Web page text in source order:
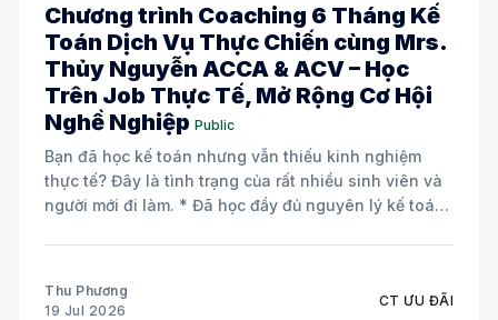
Chương trình Coaching 6 Tháng Kế
Toán Dịch Vụ Thực Chiến cùng Mrs.
Thủy Nguyễn ACCA & ACV – Học
Trên Job Thực Tế, Mở Rộng Cơ Hội
Nghề Nghiệp Public
Bạn đã học kế toán nhưng vẫn thiếu kinh nghiệm
thực tế? Đây là tình trạng của rất nhiều sinh viên và
người mới đi làm. * Đã học đầy đủ nguyên lý kế toán
Thu Phương
19 Jul 2026
CT ƯU ĐÃI